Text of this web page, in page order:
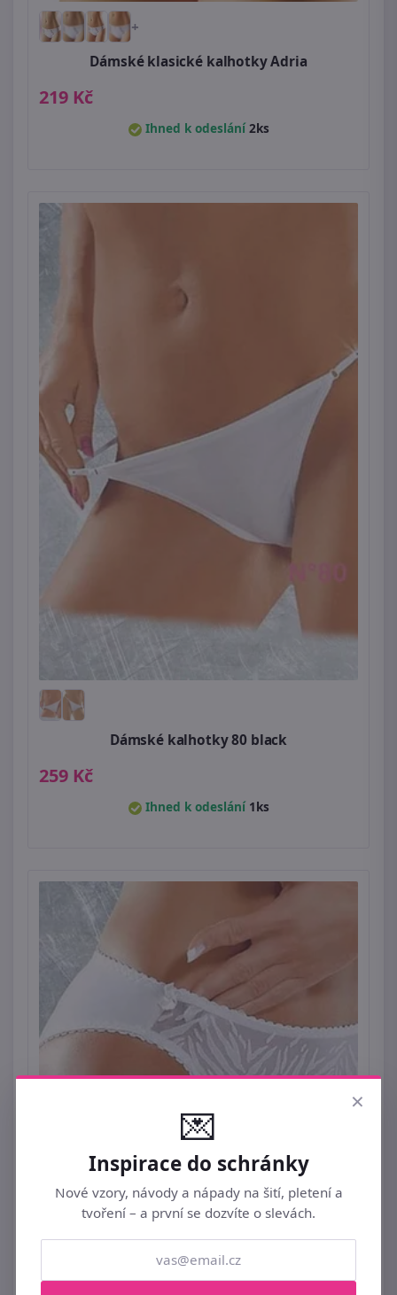
+
Dámské klasické kalhotky Adria
219 Kč
Ihned k odeslání2ks
Dámské kalhotky 80 black
259 Kč
Ihned k odeslání 1ks
×
💌
Inspirace do schránky
Nové vzory, návody a nápady na šití, pletení a
tvoření – a první se dozvíte o slevách.